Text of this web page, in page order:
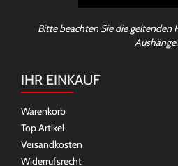
Bitte beachten Sie die geltenden
Aushänge.
IHR EINKAUF
Warenkorb
Top Artikel
Versandkosten
Widerrufsrecht